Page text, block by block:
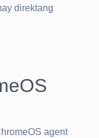
direktang
agent